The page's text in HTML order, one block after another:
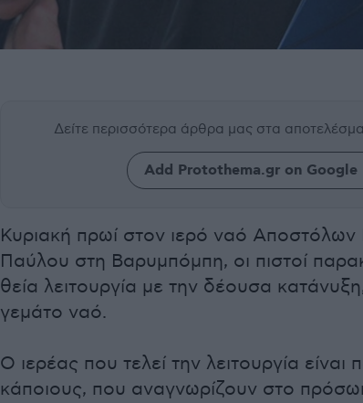
Δείτε περισσότερα άρθρα μας στα
Add Protothema.gr on Google
Κυριακή πρωί στον ιερό ναό
Παύλου στη Βαρυμπόμπη, οι πιστοί
θεία λειτουργία με την δέουσα
γεμάτο ναό.
Ο ιερέας που τελεί την λειτουργία
κάποιους, που αναγνωρίζουν στο